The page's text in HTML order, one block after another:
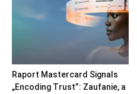
Raport Mastercard Signals
„Encoding Trust”: Zaufanie, a